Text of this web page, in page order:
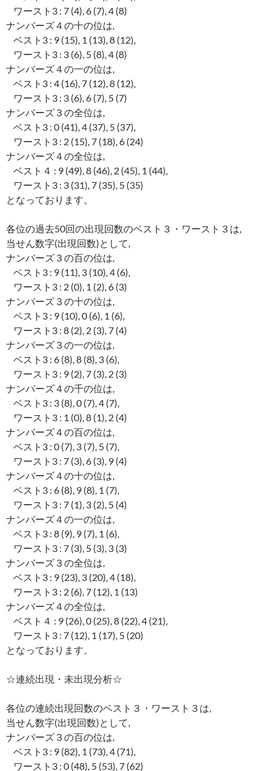
ワースト3 : 7 (4), 6 (7), 4 (8)
ナンバーズ４の十の位は,
ベスト3 : 9 (15), 1 (13), 8 (12),
ワースト3 : 3 (6), 5 (8), 4 (8)
ナンバーズ４の一の位は,
ベスト3 : 4 (16), 7 (12), 8 (12),
ワースト3 : 3 (6), 6 (7), 5 (7)
ナンバーズ３の全位は,
ベスト3 : 0 (41), 4 (37), 5 (37),
ワースト3 : 2 (15), 7 (18), 6 (24)
ナンバーズ４の全位は,
ベスト４ : 9 (49), 8 (46), 2 (45), 1 (44),
ワースト3 : 3 (31), 7 (35), 5 (35)
となっております。
各位の過去50回の出現回数のベスト３・ワースト３は,
当せん数字(出現回数)として,
ナンバーズ３の百の位は,
ベスト3 : 9 (11), 3 (10), 4 (6),
ワースト3 : 2 (0), 1 (2), 6 (3)
ナンバーズ３の十の位は,
ベスト3 : 9 (10), 0 (6), 1 (6),
ワースト3 : 8 (2), 2 (3), 7 (4)
ナンバーズ３の一の位は,
ベスト3 : 6 (8), 8 (8), 3 (6),
ワースト3 : 9 (2), 7 (3), 2 (3)
ナンバーズ４の千の位は,
ベスト3 : 3 (8), 0 (7), 4 (7),
ワースト3 : 1 (0), 8 (1), 2 (4)
ナンバーズ４の百の位は,
ベスト3 : 0 (7), 3 (7), 5 (7),
ワースト3 : 7 (3), 6 (3), 9 (4)
ナンバーズ４の十の位は,
ベスト3 : 6 (8), 9 (8), 1 (7),
ワースト3 : 7 (1), 3 (2), 5 (4)
ナンバーズ４の一の位は,
ベスト3 : 8 (9), 9 (7), 1 (6),
ワースト3 : 7 (3), 5 (3), 3 (3)
ナンバーズ３の全位は,
ベスト3 : 9 (23), 3 (20), 4 (18),
ワースト3 : 2 (6), 7 (12), 1 (13)
ナンバーズ４の全位は,
ベスト４ : 9 (26), 0 (25), 8 (22), 4 (21),
ワースト3 : 7 (12), 1 (17), 5 (20)
となっております。
☆連続出現・未出現分析☆
各位の連続出現回数のベスト３・ワースト３は,
当せん数字(出現回数)として,
ナンバーズ３の百の位は,
ベスト3 : 9 (82), 1 (73), 4 (71),
ワースト3 : 0 (48), 5 (53), 7 (62)